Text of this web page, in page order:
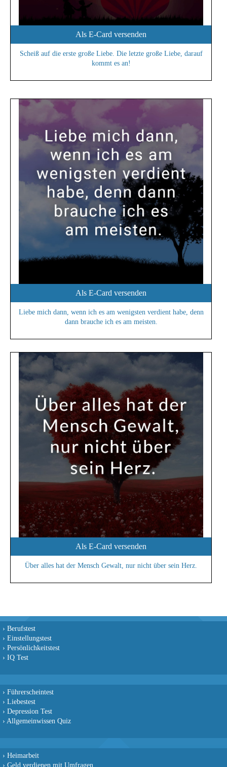
Als E-Card versenden
Scheiß auf die erste große Liebe. Die letzte große Liebe, darauf
kommt es an!
Als E-Card versenden
Liebe mich dann, wenn ich es am wenigsten verdient habe, denn
dann brauche ich es am meisten.
Als E-Card versenden
Über alles hat der Mensch Gewalt, nur nicht über sein Herz.
› Berufstest
› Einstellungstest
› Persönlichkeitstest
› IQ Test
› Führerscheintest
› Liebestest
› Depression Test
› Allgemeinwissen Quiz
› Heimarbeit
› Geld verdienen mit Umfragen